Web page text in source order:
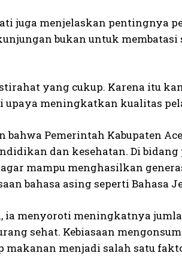
juga menjelaskan pentingnya
bukan untuk
yang cukup. Karena itu
upaya meningkatkan kualitas
bahwa Pemerintah Kabupaten
dan kesehatan. Di
mampu menghasilkan
bahasa asing seperti Bahasa
ia menyoroti meningkatnya
sehat. Kebiasaan
makanan menjadi salah satu